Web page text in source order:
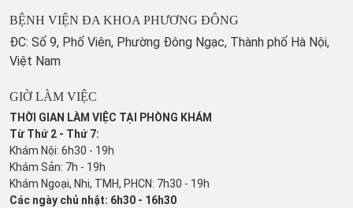
BỆNH VIỆN ĐA KHOA PHƯƠNG ĐÔNG
ĐC: Số 9, Phố Viên, Phường Đông Ngạc, Thành phố Hà Nội,
Việt Nam
GIỜ LÀM VIỆC
THỜI GIAN LÀM VIỆC TẠI PHÒNG KHÁM
Từ Thứ 2 - Thứ 7:
Khám Nội: 6h30 - 19h
Khám Sản: 7h - 19h
Khám Ngoại, Nhi, TMH, PHCN: 7h30 - 19h
Các ngày chủ nhật: 6h30 - 16h30